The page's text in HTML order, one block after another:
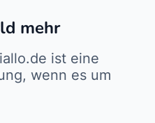
mehr
ist eine
wenn es um